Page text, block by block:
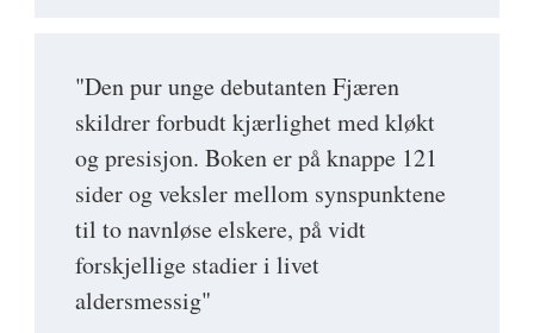
"Den pur unge debutanten Fjæren
skildrer forbudt kjærlighet med kløkt
og presisjon. Boken er på knappe 121
sider og veksler mellom synspunktene
til to navnløse elskere, på vidt
forskjellige stadier i livet
aldersmessig"